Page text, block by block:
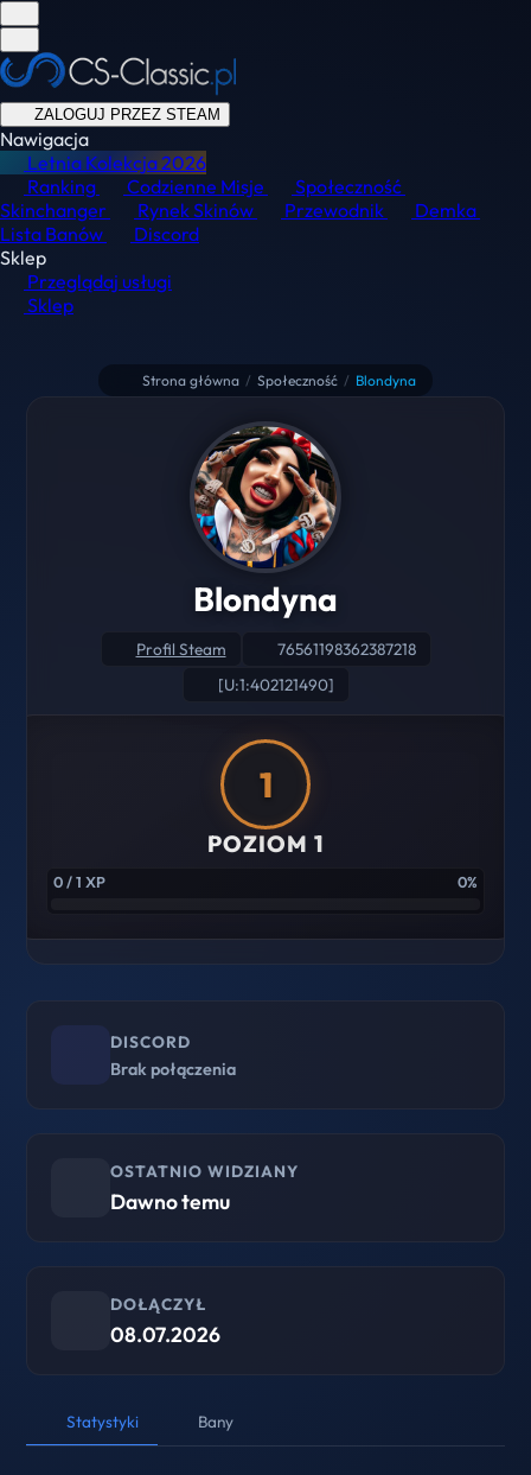
ZALOGUJ PRZEZ STEAM
Nawigacja
Letnia Kolekcja2026
Ranking
Codzienne Misje
Społeczność
Skinchanger
Rynek Skinów Przewodnik
Demka
Lista Banów
Discord
Sklep
Przeglądaj usługi
Sklep
Strona główna / Społeczność / Blondyna
Blondyna
Profil Steam
76561198362387218
[U:1:402121490]
1
POZIOM 1
0 / 1 XP 0%
DISCORD
Brak połączenia
OSTATNIO WIDZIANY
Dawno temu
DOŁĄCZYŁ
08.07.2026
Statystyki Bany